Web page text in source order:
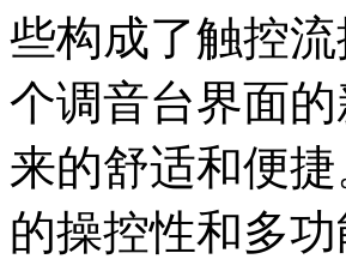
些构成了触控
个调音台界面
来的舒适和便
的操控性和多